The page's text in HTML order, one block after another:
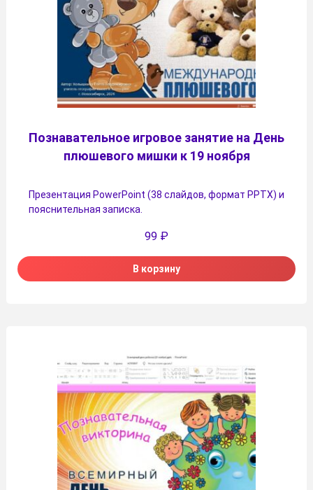
Познавательное игровое занятие на День
плюшевого мишки к 19 ноября
Презентация PowerPoint (38 слайдов, формат PPTX) и
пояснительная записка.
99 ₽
В корзину